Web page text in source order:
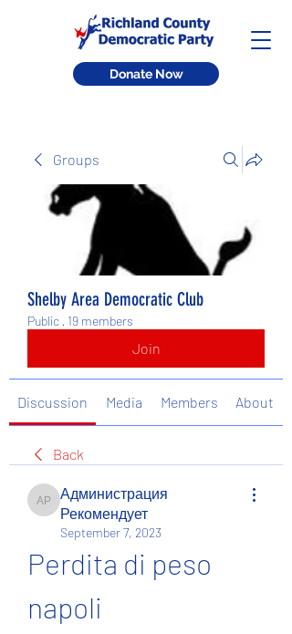
Donate Now
Groups
Shelby Area Democratic Club
Public · 19 members
Join
Discussion Media Members About
Back
Администрация Рекомендует
Администрация
Рекомендует
September 7, 2023
Perdita di peso
napoli